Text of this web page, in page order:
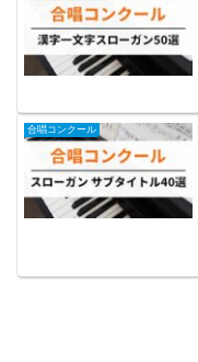
合唱コンクール